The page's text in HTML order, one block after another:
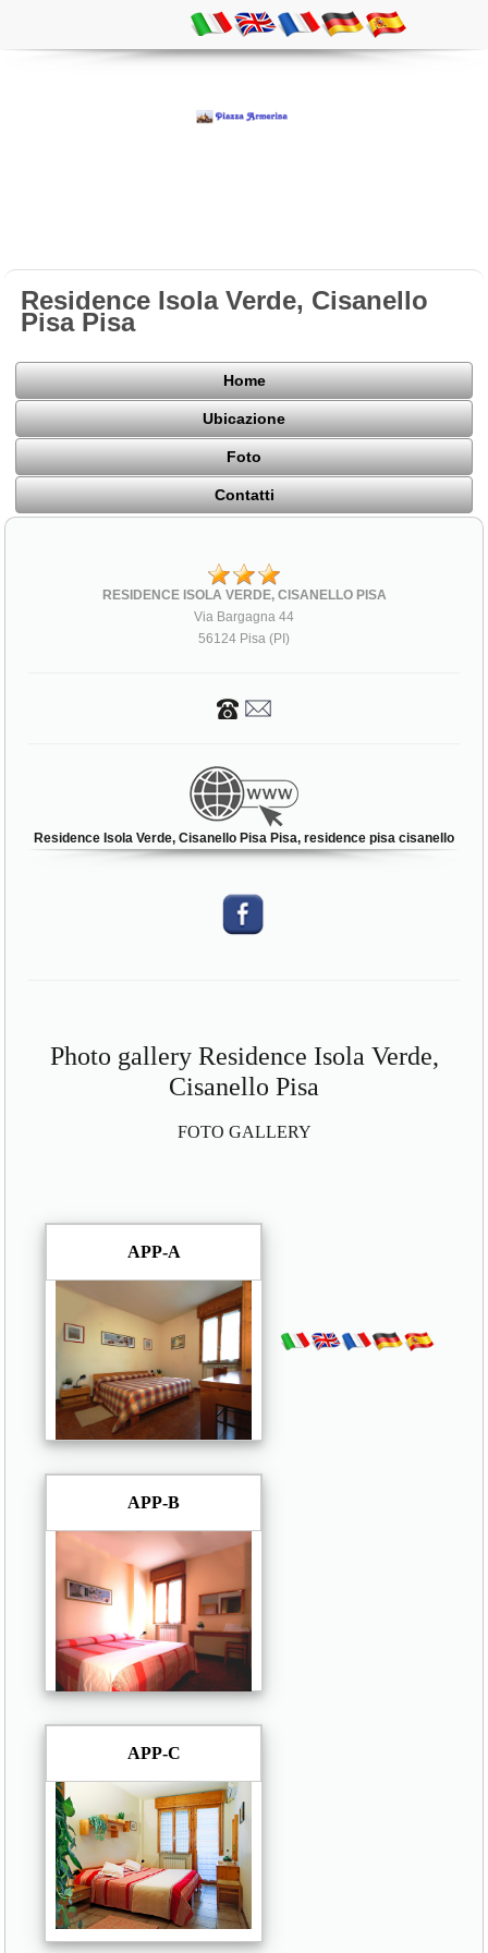
Residence Isola Verde, Cisanello
Pisa Pisa
Home
Ubicazione
Foto
Contatti
RESIDENCE ISOLA VERDE, CISANELLO PISA
Via Bargagna 44
56124 Pisa (PI)
Residence Isola Verde, Cisanello Pisa Pisa, residence pisa cisanello
Photo gallery Residence Isola Verde,
Cisanello Pisa
FOTO GALLERY
APP-A
APP-B
APP-C